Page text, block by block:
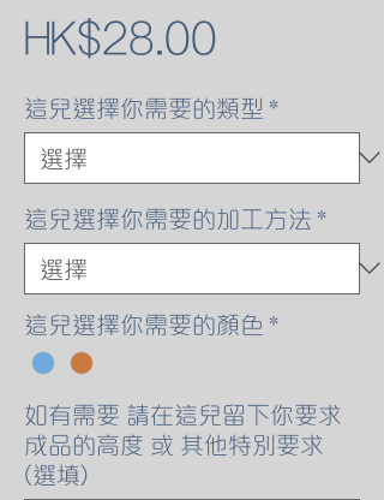
HK$28.00
格
這兒選擇你需要的類型 *
這兒選擇你需要的加工方法 *
這兒選擇你需要的顏色 *
如有需要 請在這兒留下你要求
成品的高度 或 其他特別要求
(選填)